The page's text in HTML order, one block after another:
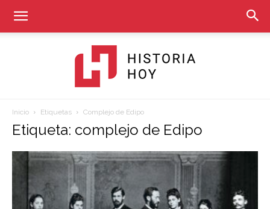
Historia
Hoy
Inicio Etiquetas Complejo de Edipo
Etiqueta: complejo de Edipo